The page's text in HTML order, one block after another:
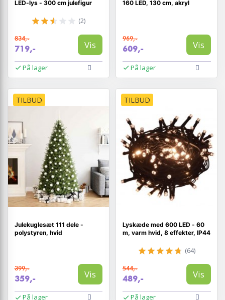
LED-lys - 300 cm julefigur
(2)
834,-
719,- Vis
På lager
160 LED, 130 cm, akryl
969,-
609,- Vis
På lager
TILBUD
Julekuglesæt 111 dele -
polystyren, hvid
399,-
359,- Vis
På lager
TILBUD
Lyskæde med 600 LED - 60
m, varm hvid, 8 effekter, IP44
(64)
544,-
489,- Vis
På lager